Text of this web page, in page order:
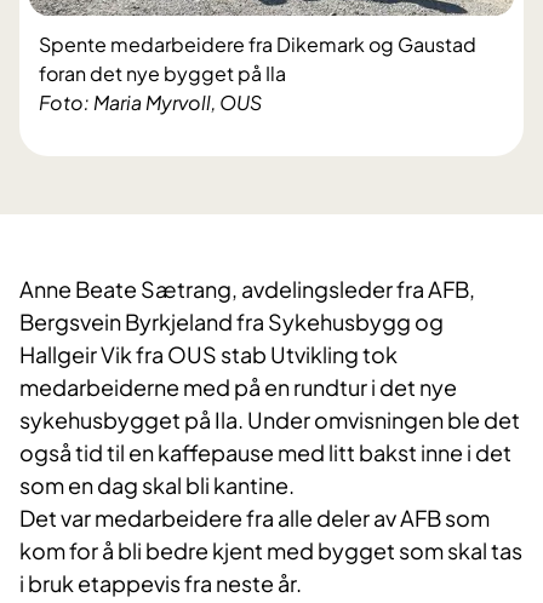
Foto: Maria Myrvoll, OUS
Spente medarbeidere fra Dikemark og Gaustad
foran det nye bygget på Ila
Anne Beate Sætrang, avdelingsleder fra AFB,
Bergsvein Byrkjeland fra Sykehusbygg og
Hallgeir Vik fra OUS stab Utvikling tok
medarbeiderne med på en rundtur i det nye
sykehusbygget på Ila. Under omvisningen ble det
også tid til en kaffepause med litt bakst inne i det
som en dag skal bli kantine.
Det var medarbeidere fra alle deler av AFB som
kom for å bli bedre kjent med bygget som skal tas
i bruk etappevis fra neste år.